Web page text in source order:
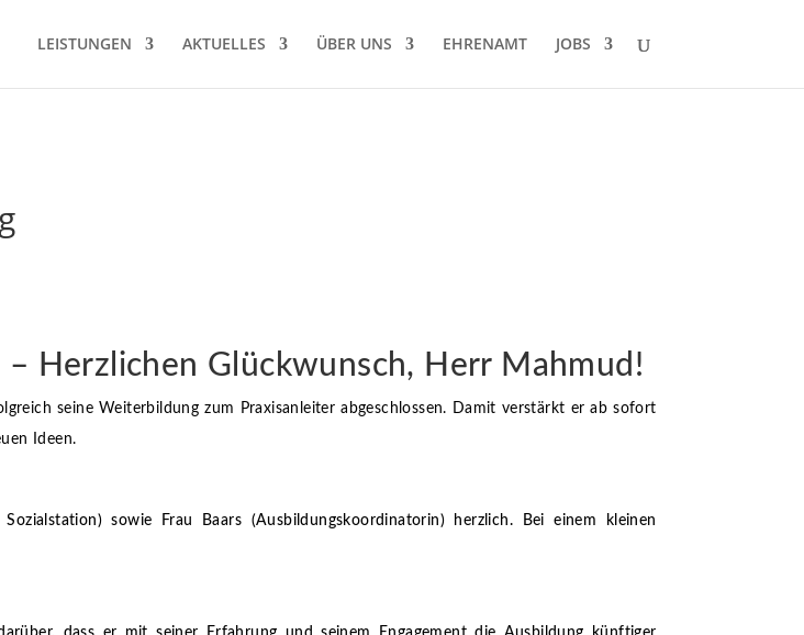
LEISTUNGEN
AKTUELLES ÜBER UNS EHRENAMT JOBS
Herzlichen Glückwunsch, Herr Mahmud!
seine Weiterbildung zum Praxisanleiter abgeschlossen. Damit verstärkt er ab sofort
Ideen.
sowie Frau Baars (Ausbildungskoordinatorin) herzlich. Bei einem kleinen